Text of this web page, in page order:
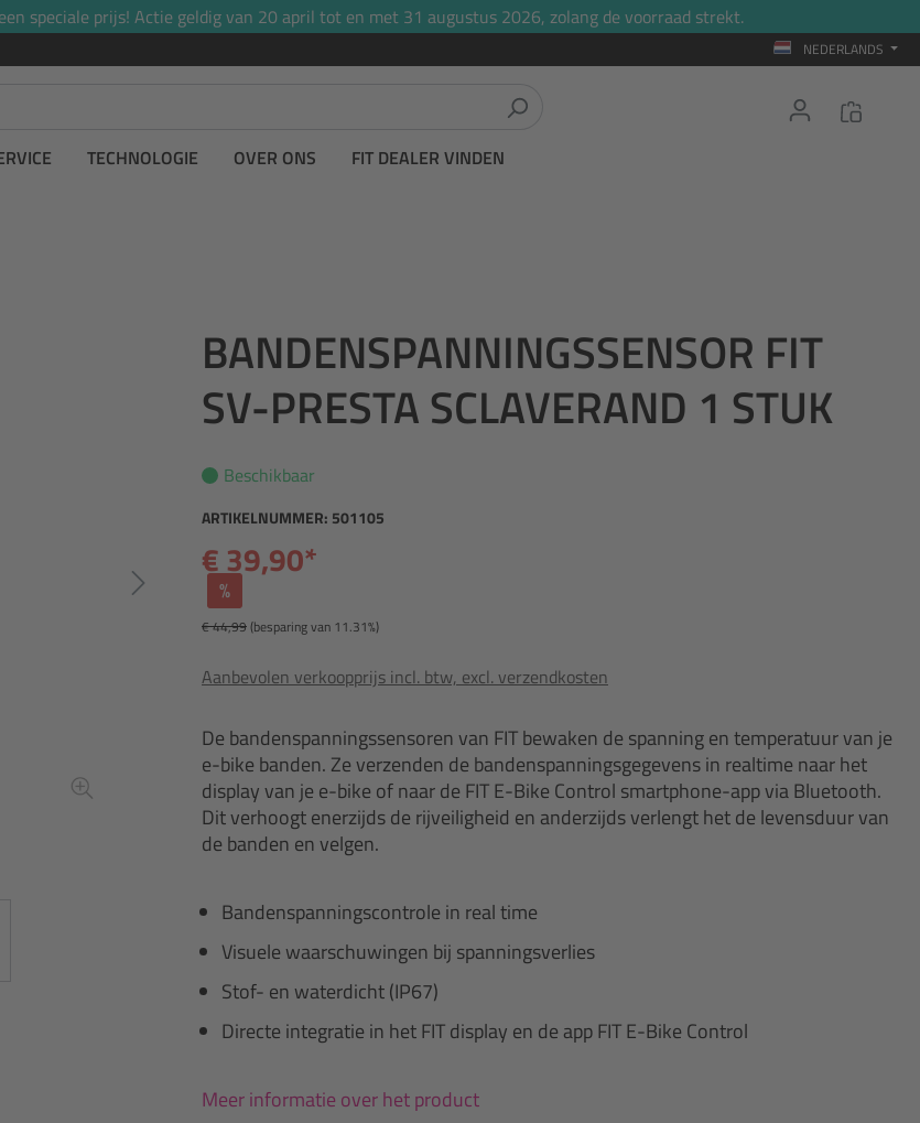
een speciale prijs! Actie geldig van 20 april tot en met 31 augustus 2026, zolang de voorraad strekt.
NEDERLANDS
TECHNOLOGIE OVER ONS FIT DEALER VINDEN
BANDENSPANNINGSSENSOR FIT
SV-PRESTA SCLAVERAND 1 STUK
Beschikbaar
ARTIKELNUMMER: 501105
€ 39,90*
%
€ 44,99(besparing van 11.31%)
Aanbevolen verkoopprijs incl. btw, excl. verzendkosten
De bandenspanningssensoren van FIT bewaken de spanning en temperatuur van je
e-bike banden. Ze verzenden de bandenspanningsgegevens in realtime naar het
display van je e-bike of naar de FIT E-Bike Control smartphone-app via Bluetooth.
Dit verhoogt enerzijds de rijveiligheid en anderzijds verlengt het de levensduur van
de banden en velgen.
Bandenspanningscontrole in real time
Visuele waarschuwingen bij spanningsverlies
Stof- en waterdicht (IP67)
Directe integratie in het FIT display en de app FIT E-Bike Control
Meer informatie over het product